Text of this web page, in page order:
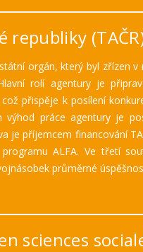
republiky
orgán, který byl zřízen
rolí agentury je
přispěje k posílení
práce agentury je
je příjemcem financování
ALFA. Ve třetí
průměrné
sciences